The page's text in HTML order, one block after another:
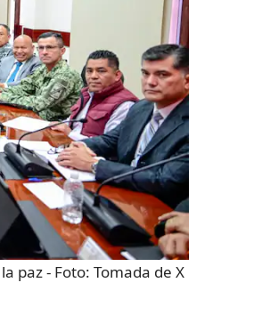
paz- Foto: Tomada de X